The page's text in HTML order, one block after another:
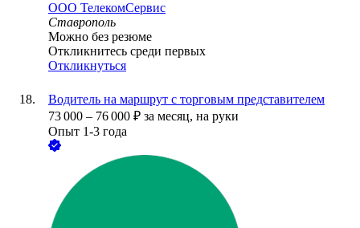
ООО ТелекомСервис
Ставрополь
Можно без резюме
Откликнитесь среди первых
Откликнуться
Водитель на маршрут с торговым представителем
73 000 – 76 000 ₽ за месяц, на руки
Опыт 1-3 года